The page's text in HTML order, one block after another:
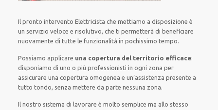
Il pronto intervento Elettricistache mettiamo a disposizione è
un servizio veloce e risolutivo, che tipermetterà di beneficiare
nuovamente di tutte le funzionalità in pochissimo tempo.
Possiamo applicare una copertura del territorio efficace:
disponiamo di uno o piùprofessionisti in ogni zona per
assicurare una coperturaomogenea e un’assistenza presente a
tutto tondo, senzamettere da partenessuna zona.
Il nostro sistema di lavorare èmolto semplice ma allo stesso